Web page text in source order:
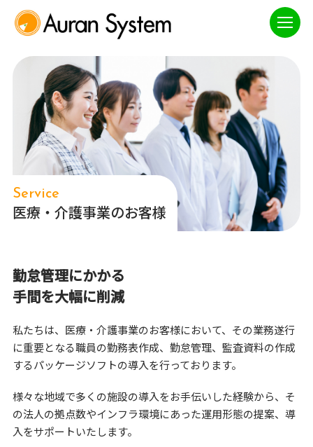
Service
医療・介護事業のお客様
勤怠管理にかかる
手間を大幅に削減
私たちは、医療・介護事業のお客様において、その業務遂行
に重要となる職員の勤務表作成、勤怠管理、監査資料の作成
するパッケージソフトの導入を行っております。
様々な地域で多くの施設の導入をお手伝いした経験から、そ
の法人の拠点数やインフラ環境にあった運用形態の提案、導
入をサポートいたします。